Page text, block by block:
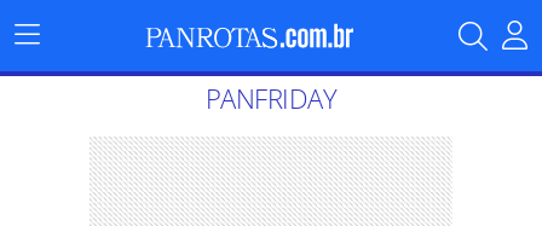
Menu
Principal
PANFRIDAY